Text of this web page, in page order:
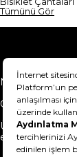
Tümünü Gör
Mesafeli Satış
Gizlilik
Ürünümü nasıl
edebilirim?